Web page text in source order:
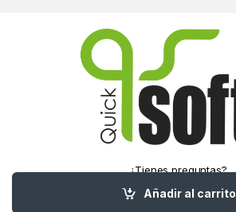
Añadir al carrito
¿Tienes preguntas?
(55) 5016-1321